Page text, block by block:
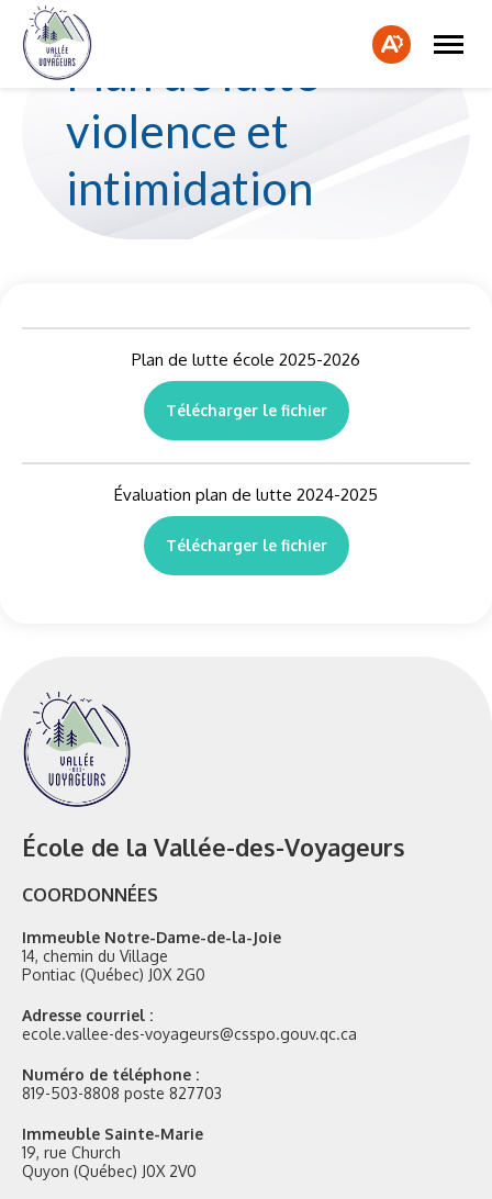
Ouvrir
la
la
site
Plan de lutte –
violence et
intimidation
Plan de lutte école 2025-2026
Télécharger le fichier
Évaluation plan de lutte 2024-2025
Télécharger le fichier
École de la Vallée-des-Voyageurs
COORDONNÉES
Immeuble Notre-Dame-de-la-Joie
14, chemin du Village
Pontiac (Québec) J0X 2G0
Adresse courriel :
ecole.vallee-des-voyageurs@csspo.gouv.qc.ca
Numéro de téléphone :
819-503-8808 poste 827703
Immeuble Sainte-Marie
19, rue Church
Quyon (Québec) J0X 2V0